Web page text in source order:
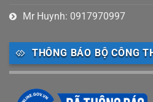
Mr Huynh: 0917970997
THÔNG BÁO BỘ CÔNG